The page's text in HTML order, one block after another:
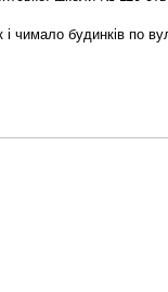
чимало будинків по